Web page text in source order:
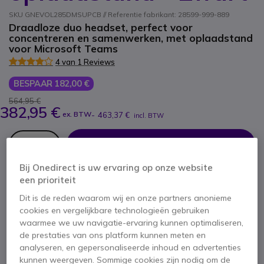
SKU GNEVOL285DMSUPCB // Referentie fabrikant: 28599-999-889
Draadloze duo headset, perfect voor
concentreren en samenwerken, met oplaadstand
voor Microsoft Teams
4 van 1 Reviews
BESPAAR 182,00 €
564,95 €
382,95 € ex. BTW- 463,37 € incl. BTW
Aantal
OFFERTE BINNEN 4 UUR
Niet op voorraad
1 producten in platformvoorraad
Levering:5-7 dagen
Bij Onedirect is uw ervaring op onze website
een prioriteit
Dit is de reden waarom wij en onze partners anonieme
cookies en vergelijkbare technologieën gebruiken
waarmee we uw navigatie-ervaring kunnen optimaliseren,
de prestaties van ons platform kunnen meten en
analyseren, en gepersonaliseerde inhoud en advertenties
kunnen weergeven. Sommige cookies zijn nodig om de